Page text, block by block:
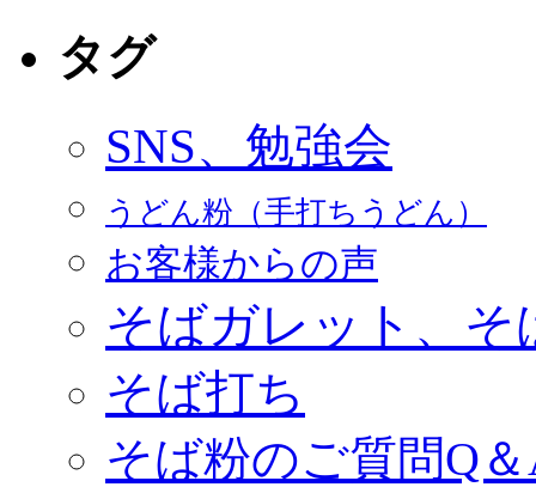
タグ
SNS、勉強会
うどん粉（手打ちうどん）
お客様からの声
そばガレット、そ
そば打ち
そば粉のご質問Q